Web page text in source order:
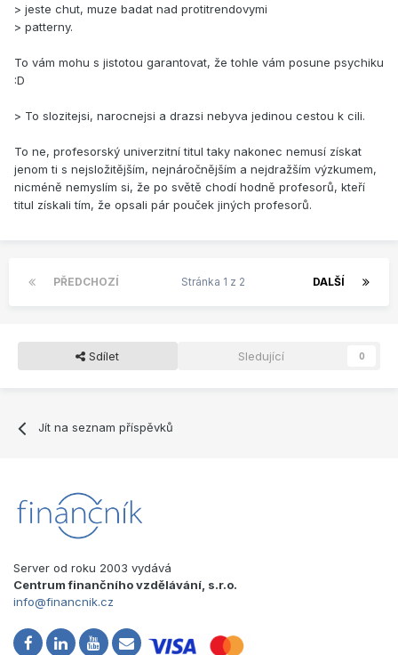
> jeste chut, muze badat nad protitrendovymi
> patterny.
To vám mohu s jistotou garantovat, že tohle vám posune psychiku
:D
> To slozitejsi, narocnejsi a drazsi nebyva jedinou cestou k cili.
To ne, profesorský univerzitní titul taky nakonec nemusí získat
jenom ti s nejsložitějším, nejnáročnějším a nejdražším výzkumem,
nicméně nemyslím si, že po světě chodí hodně profesorů, kteří
titul získali tím, že opsali pár pouček jiných profesorů.
PŘEDCHOZÍ DALŠÍ
Stránka 1 z 2
Sdílet Sledující 0
Jít na seznam příspěvků
Server od roku 2003 vydává
Centrum finančního vzdělávání, s.r.o.
info@financnik.cz